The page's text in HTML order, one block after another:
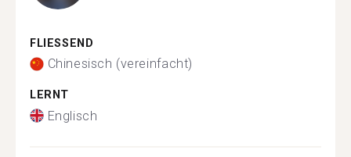
FLIESSEND
Chinesisch (vereinfacht)
LERNT
Englisch